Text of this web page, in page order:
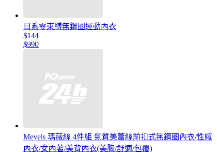
日系零束縛無鋼圈運動內衣
$144
$990
Mevels 瑪薇絲 4件組 氣質美蕾絲前扣式無鋼圈內衣/性感
內衣/女內著/美背內衣(美胸/舒適/包覆)